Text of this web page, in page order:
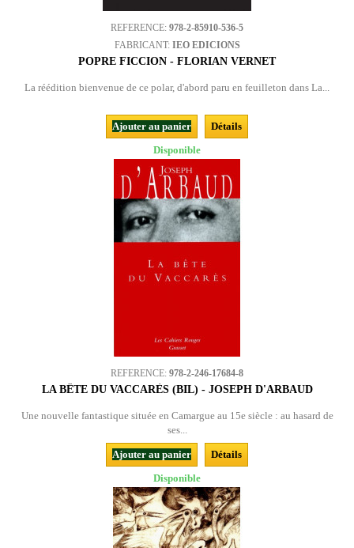
REFERENCE: 978-2-85910-536-5
FABRICANT: IEO EDICIONS
POPRE FICCION - FLORIAN VERNET
La réédition bienvenue de ce polar, d'abord paru en feuilleton dans La...
Ajouter au panier
Détails
Disponible
REFERENCE: 978-2-246-17684-8
LA BÊTE DU VACCARÈS (BIL) - JOSEPH D'ARBAUD
Une nouvelle fantastique située en Camargue au 15e siècle : au hasard de
ses...
Ajouter au panier
Détails
Disponible